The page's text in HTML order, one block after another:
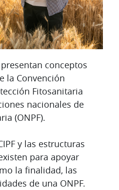
conceptos
la Convención
Fitosanitaria
nacionales de
(ONPF).
y las estructuras
para apoyar
la finalidad, las
de una ONPF.